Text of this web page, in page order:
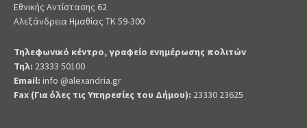
Εθνικής Αντίστασης 62
Αλεξάνδρεια Ημαθίας ΤΚ 59-300
Τηλεφωνικό κέντρο, γραφείο ενημέρωσης πολιτών
Τηλ: 23333 50100
Email: info @alexandria.gr
Fax (Για όλες τις Υπηρεσίες του Δήμου): 23330 23625